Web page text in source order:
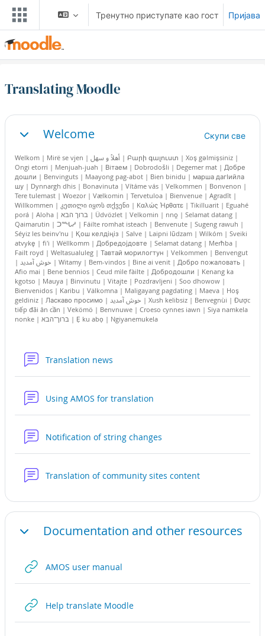
Иди на главни садржај
Тренутно приступате као гост
Пријава
Translating Moodle
Преглед секција
СкупиWelcome Скупи све
Welkom | Mirë se vjen | أهلاً و سهل | Բարի գալուստ | Xoş gəlmişsiniz |
Ongi etorri | Menjuah-juah | Вiтаем | Dobrodošli | Degemer mat | Добре
дошли | Benvinguts | Maayong pag-abot | Bien binidu | марша дагIийла
шу | Dynnargh dhis | Bonavinuta | Vítáme vás | Velkommen | Bonvenon |
Tere tulemast | Woezor | Vælkomin | Tervetuloa | Bienvenue | Agradît |
Willkommen | კეთილი იყოს თქვენი | Kαλώς Ήρθατε | Tikilluarit | Eguahé
porá | Aloha | ברוך הבא | Üdvözlet | Velkomin | nno̱ | Selamat datang |
Qaimarutin | ᑐᙵᓱ | Fáilte romhat isteach | Benvenute | Sugeng rawuh |
Séyiz les beinv'nu | Қош келдіңіз | Salve | Laipni lūdzam | Wilkóm | Sveiki
atvykę | fi'i | Wëllkomm | Добредојдовте | Selamat datang | Merħba |
Failt royd | Weltasualuleg | Тавтай морилогтун | Velkommen | Benvengut
| خوش آمدید | Witamy | Bem-vindos | Bine ai venit | Добро пожаловать |
Afio mai | Bene bennios | Ceud mìle fàilte | Добродошли | Kenang ka
kgotso | Mauya | Binvinutu | Vitajte | Pozdravljeni | Soo dhowow |
Bienvenidos | Karibu | Välkomna | Maligayang pagdating | Maeva | Hoş
geldiniz | Ласкаво просимо | خوش آمديد | Xush kelibsiz | Benvegnùi | Được
tiếp đãi ân cần | Vekömö | Benvnuwe | Croeso cynnes iawn | Siya namkela
nonke | ברוך־הבא | Ẹ ku abọ | Ngiyanemukela
Translation news
Using AMOS for translation
Notification of string changes
Translation of community sites content
СкупиDocumentation and other resources
AMOS user manual
Help translate MoodleURL адреса